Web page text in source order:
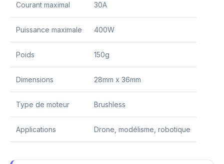
Courant maximal 30A
Puissance maximale 400W
Poids 150g
Dimensions 28mm x 36mm
Type de moteur Brushless
Applications Drone, modélisme, robotique